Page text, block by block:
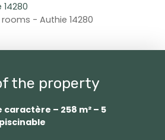
- Authie 14280
the property
– 258 m² – 5